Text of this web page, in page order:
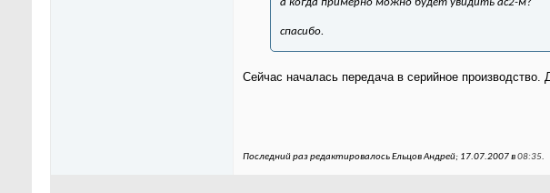
а когда примерно можно будет увидить ас2-м?
спасибо.
Сейчас началась передача в серийное
Последний раз редактировалось Ельцов Андрей; 17.07.2007 в08:35.